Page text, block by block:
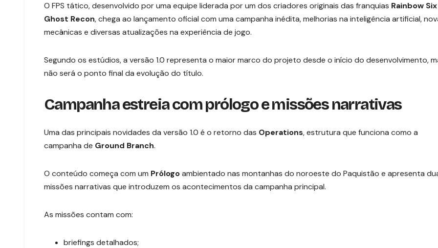
O FPS tático, desenvolvido por uma equipe liderada por um dos criadores originais das franquias Rainbow Six
Ghost Recon, chega ao lançamento oficial com uma campanha inédita, melhorias na inteligência artificial,
mecânicas e diversas atualizações na experiência de jogo.
Segundo os estúdios, a versão 1.0 representa o maior marco do projeto desde o início do desenvolvimento,
não será o ponto final da evolução do título.
Campanha estreia com prólogo e missões narrativas
Uma das principais novidades da versão 1.0 é o retorno das Operations, estrutura que funciona como a
campanha de Ground Branch.
O conteúdo começa com um Prólogoambientado nas montanhas do noroeste do Paquistão e apresenta
missões narrativas que introduzem os acontecimentos da campanha principal.
As missões contam com:
briefings detalhados;